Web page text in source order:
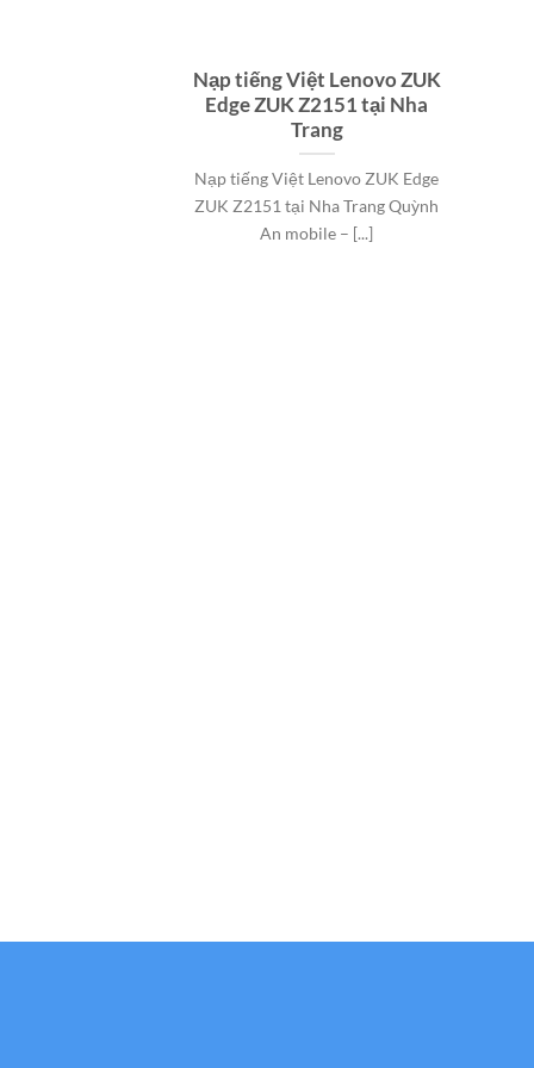
Nạp tiếng Việt Lenovo ZUK
Edge ZUK Z2151 tại Nha
Trang
Nạp tiếng Việt Lenovo ZUK Edge
ZUK Z2151 tại Nha Trang Quỳnh
An mobile – [...]